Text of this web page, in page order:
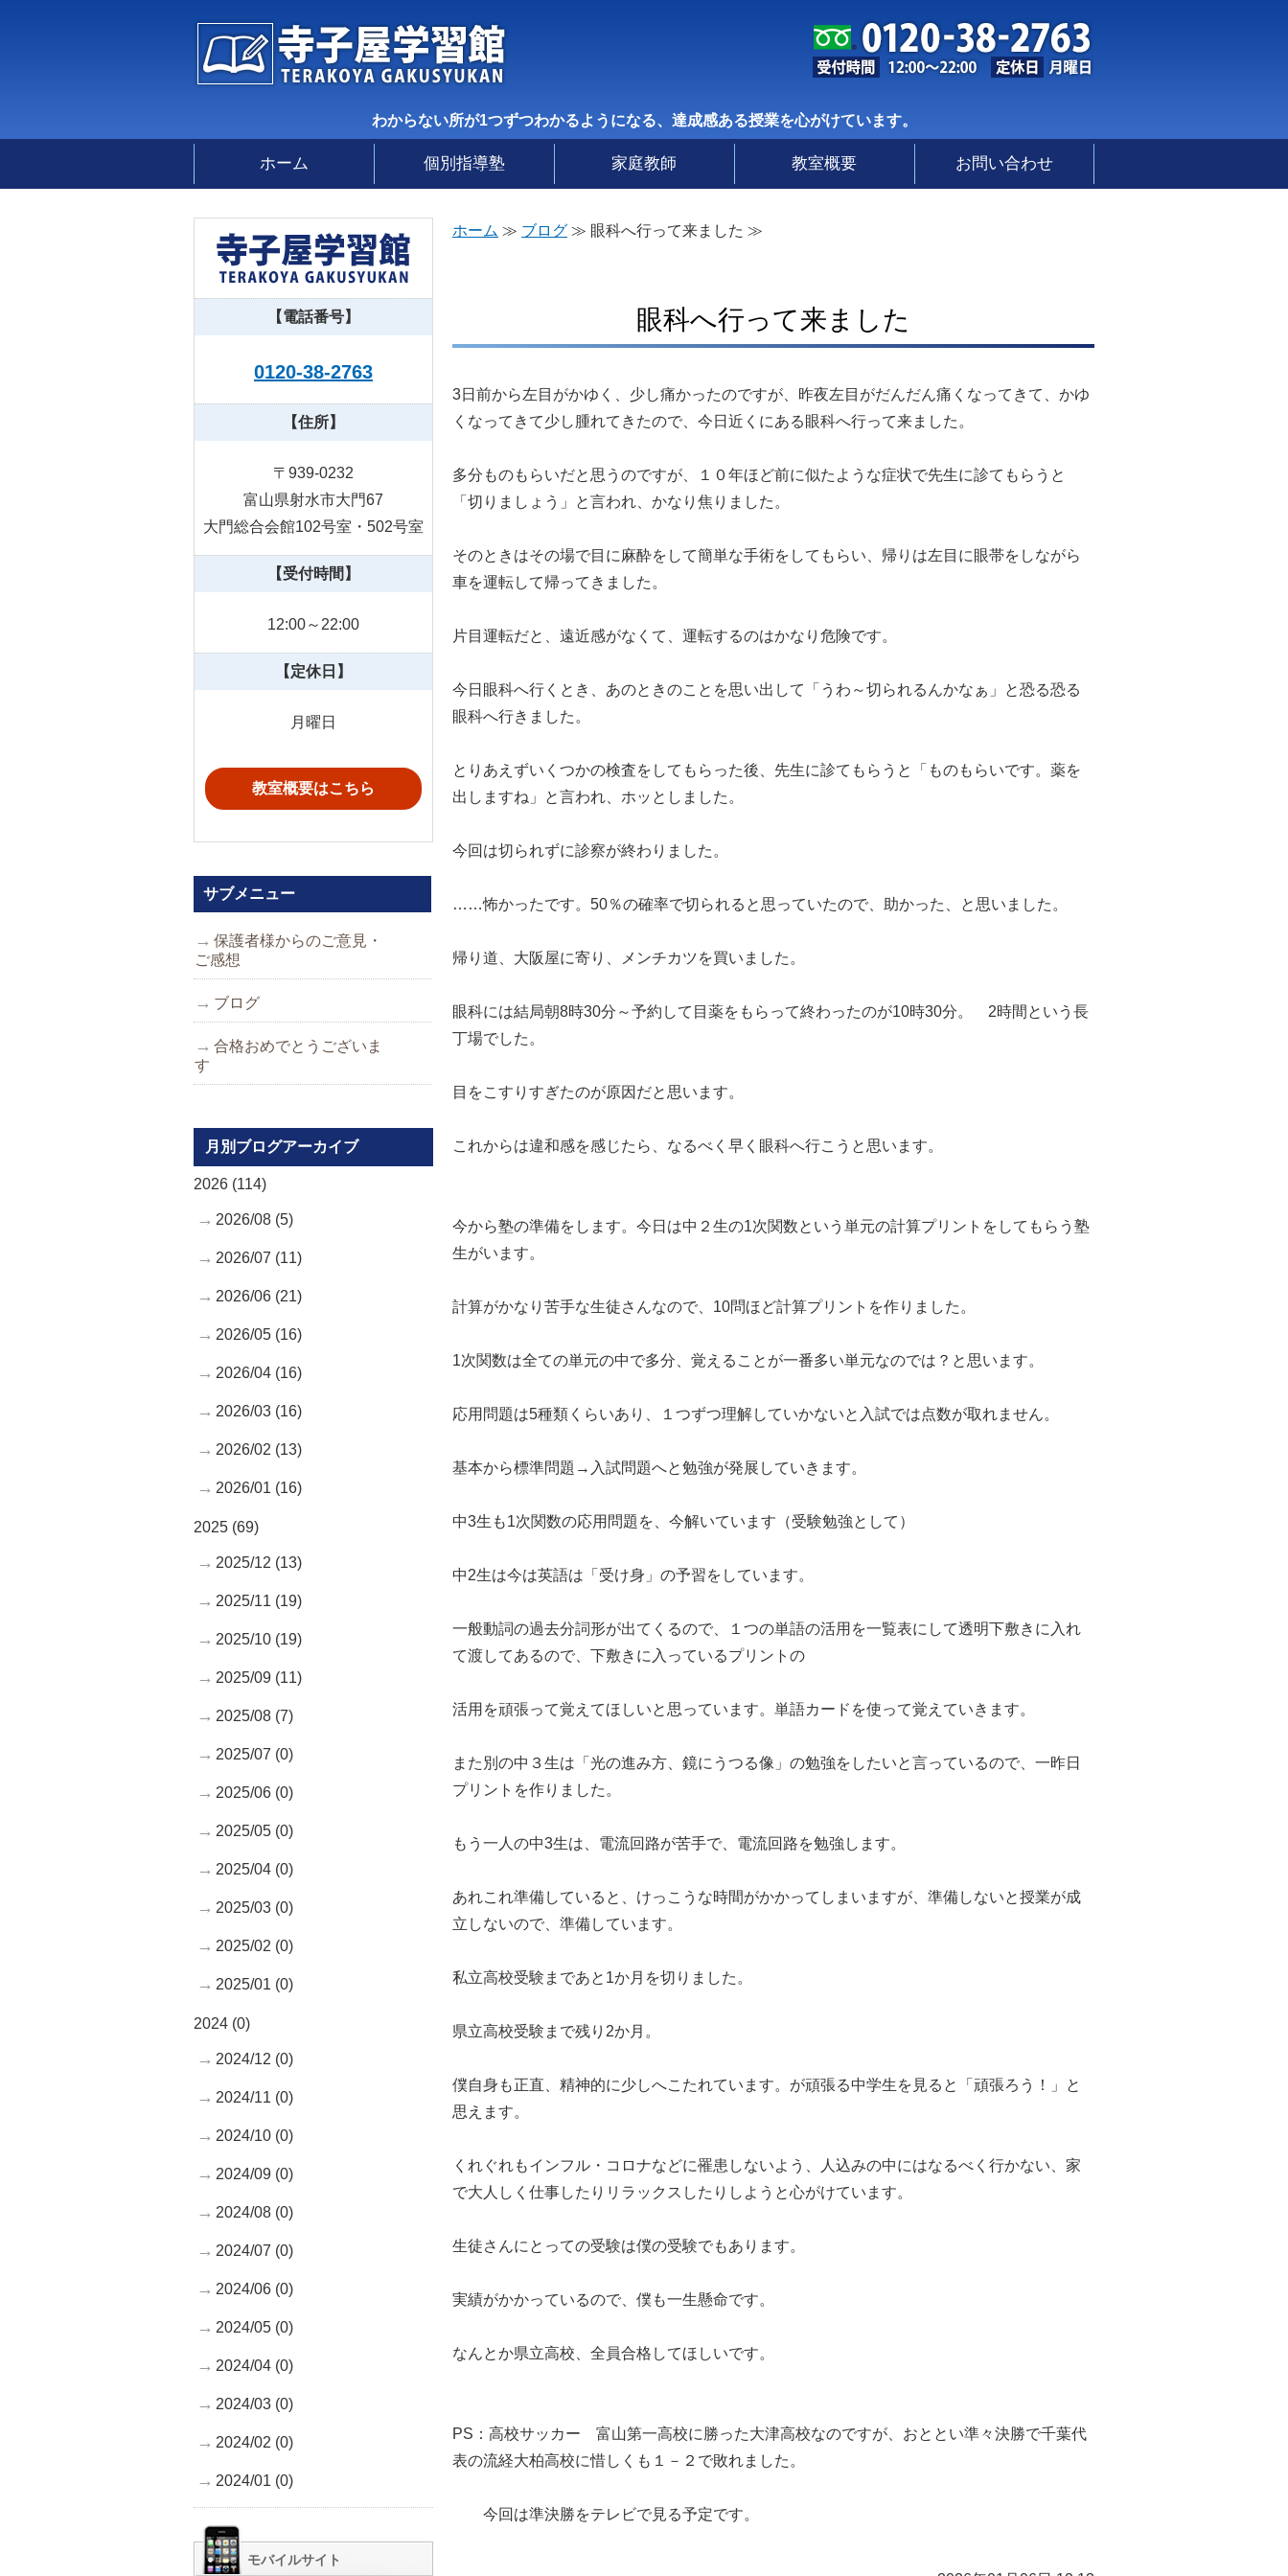
個別指導形式の学習塾と家庭教師の寺子屋学習館｜富山県射水市
わからない所が1つずつわかるようになる、達成感ある授業を心がけています。
ホーム 個別指導塾 家庭教師 教室概要 お問い合わせ
ホーム ≫ ブログ ≫ 眼科へ行って来ました ≫
眼科へ行って来ました
3日前から左目がかゆく、少し痛かったのですが、昨夜左目がだんだん痛くなってきて、かゆ
くなってきて少し腫れてきたので、今日近くにある眼科へ行って来ました。
多分ものもらいだと思うのですが、１０年ほど前に似たような症状で先生に診てもらうと
「切りましょう」と言われ、かなり焦りました。
そのときはその場で目に麻酔をして簡単な手術をしてもらい、帰りは左目に眼帯をしながら
車を運転して帰ってきました。
片目運転だと、遠近感がなくて、運転するのはかなり危険です。
今日眼科へ行くとき、あのときのことを思い出して「うわ～切られるんかなぁ」と恐る恐る
眼科へ行きました。
とりあえずいくつかの検査をしてもらった後、先生に診てもらうと「ものもらいです。薬を
出しますね」と言われ、ホッとしました。
今回は切られずに診察が終わりました。
……怖かったです。50％の確率で切られると思っていたので、助かった、と思いました。
帰り道、大阪屋に寄り、メンチカツを買いました。
眼科には結局朝8時30分～予約して目薬をもらって終わったのが10時30分。 2時間という長
丁場でした。
目をこすりすぎたのが原因だと思います。
これからは違和感を感じたら、なるべく早く眼科へ行こうと思います。
今から塾の準備をします。今日は中２生の1次関数という単元の計算プリントをしてもらう塾
生がいます。
計算がかなり苦手な生徒さんなので、10問ほど計算プリントを作りました。
1次関数は全ての単元の中で多分、覚えることが一番多い単元なのでは？と思います。
応用問題は5種類くらいあり、１つずつ理解していかないと入試では点数が取れません。
基本から標準問題→入試問題へと勉強が発展していきます。
中3生も1次関数の応用問題を、今解いています（受験勉強として）
中2生は今は英語は「受け身」の予習をしています。
一般動詞の過去分詞形が出てくるので、１つの単語の活用を一覧表にして透明下敷きに入れ
て渡してあるので、下敷きに入っているプリントの
活用を頑張って覚えてほしいと思っています。単語カードを使って覚えていきます。
また別の中３生は「光の進み方、鏡にうつる像」の勉強をしたいと言っているので、一昨日
プリントを作りました。
もう一人の中3生は、電流回路が苦手で、電流回路を勉強します。
あれこれ準備していると、けっこうな時間がかかってしまいますが、準備しないと授業が成
立しないので、準備しています。
私立高校受験まであと1か月を切りました。
県立高校受験まで残り2か月。
僕自身も正直、精神的に少しへこたれています。が頑張る中学生を見ると「頑張ろう！」と
思えます。
くれぐれもインフル・コロナなどに罹患しないよう、人込みの中にはなるべく行かない、家
で大人しく仕事したりリラックスしたりしようと心がけています。
生徒さんにとっての受験は僕の受験でもあります。
実績がかかっているので、僕も一生懸命です。
なんとか県立高校、全員合格してほしいです。
PS：高校サッカー 富山第一高校に勝った大津高校なのですが、おととい準々決勝で千葉代
表の流経大柏高校に惜しくも１－２で敗れました。
今回は準決勝をテレビで見る予定です。
【電話番号】
0120-38-2763
【住所】
〒939-0232
富山県射水市大門67
大門総合会館102号室・502号室
【受付時間】
12:00～22:00
【定休日】
月曜日
教室概要はこちら
サブメニュー
保護者様からのご意見・
ご感想
ブログ
合格おめでとうございま
す
月別ブログアーカイブ
2026 (114)
2026/08 (5)
2026/07 (11)
2026/06 (21)
2026/05 (16)
2026/04 (16)
2026/03 (16)
2026/02 (13)
2026/01 (16)
2025 (69)
2025/12 (13)
2025/11 (19)
2025/10 (19)
2025/09 (11)
2025/08 (7)
2025/07 (0)
2025/06 (0)
2025/05 (0)
2025/04 (0)
2025/03 (0)
2025/02 (0)
2025/01 (0)
2024 (0)
2024/12 (0)
2024/11 (0)
2024/10 (0)
2024/09 (0)
2024/08 (0)
2024/07 (0)
2024/06 (0)
2024/05 (0)
2024/04 (0)
2024/03 (0)
2024/02 (0)
2024/01 (0)
モバイルサイト